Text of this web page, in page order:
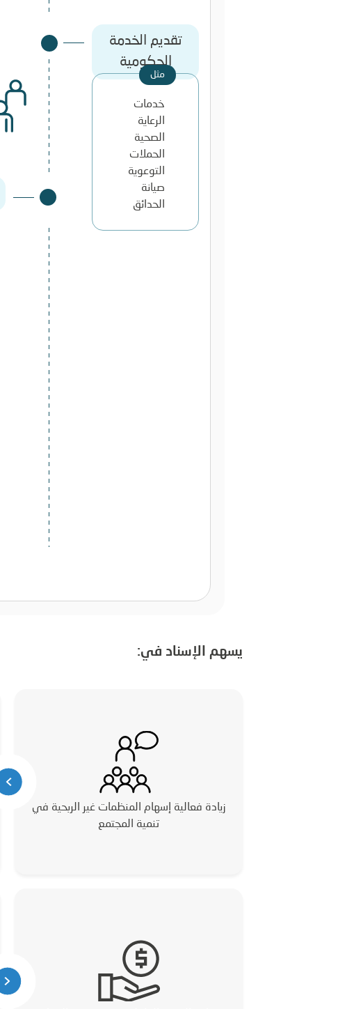
تقديم الخدمة
الحكومية
خدمات
الرعاية
الصحية
الحملات
التوعوية
صيانة
الحدائق
يسهم الإسناد في:
زيادة فعالية إسهام المنظمات غير الربحية في
تنمية المجتمع